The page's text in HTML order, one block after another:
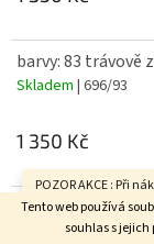
Tento web používá
souhlas s
POZOR AKCE : Při
velikost do
barvy: 83 trávově
Skladem | 696/93
1 350 Kč
barvy: 83 trávově
Skladem| 696/126